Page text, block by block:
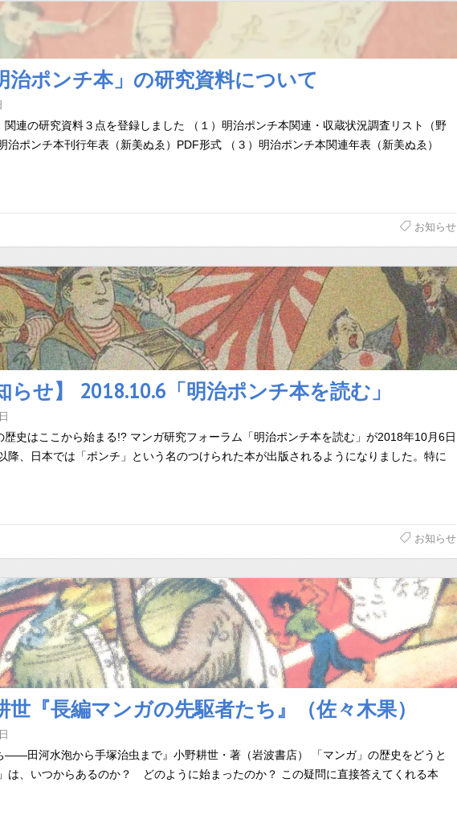
治ポンチ本」の研究資料について
関連の研究資料３点を登録しました （１）明治ポンチ本関連・収蔵状況調査リスト（野
治ポンチ本刊行年表（新美ぬゑ）PDF形式 （３）明治ポンチ本関連年表（新美ぬゑ）
お知らせ
らせ】 2018.10.6「明治ポンチ本を読む」
歴史はここから始まる!? マンガ研究フォーラム「明治ポンチ本を読む」が2018年10月6日
降、日本では「ポンチ」という名のつけられた本が出版されるようになりました。特に
お知らせ
世『長編マンガの先駆者たち』（佐々木果）
――田河水泡から手塚治虫まで』小野耕世・著（岩波書店） 「マンガ」の歴史をどうと
は、いつからあるのか？ どのように始まったのか？ この疑問に直接答えてくれる本